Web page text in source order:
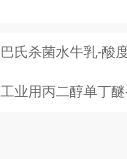
巴氏杀菌水牛乳-酸
工业用丙二醇单丁